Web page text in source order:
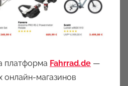
платформа Fahrrad.de —
онлайн-магазинов